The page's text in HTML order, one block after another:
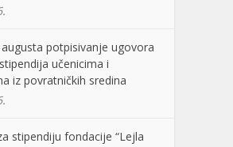
potpisivanje ugovora
učenicima i
iz povratničkih sredina
stipendiju fondacije “Lejla